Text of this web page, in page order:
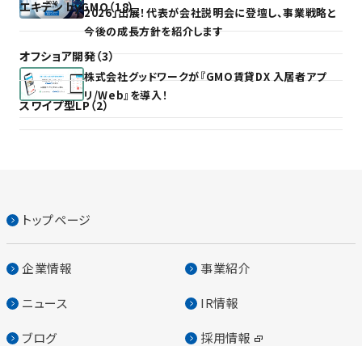
エキテン byGMO（18）
オフショア開発（3）
スワイプ型LP（2）
2026」出展！代表が会社説明会に登壇し、事業戦略と
今後の成長方針を紹介します
株式会社グッドワークが『GMO賃貸DX 入居者アプ
リ/Web』を導入！
トップページ
企業情報 事業紹介
ニュース IR情報
ブログ 採用情報